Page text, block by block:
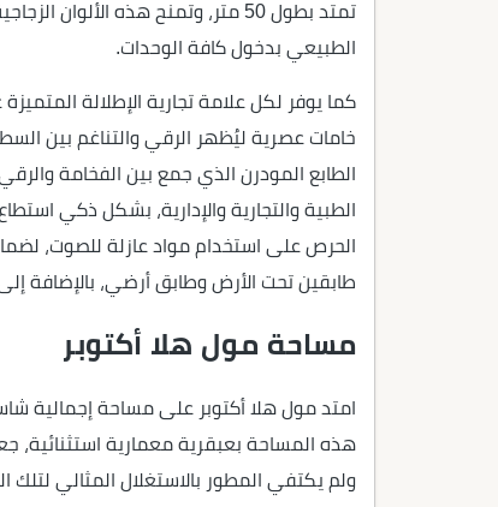
تمتد بطول 50 متر، وتمنح هذه
الطبيعي بدخول كافة الوحدات.
كما يوفر لكل علامة تجارية الإطلالة
خامات عصرية ليُظهر الرقي والتناغم بين
الطابع المودرن الذي جمع بين الفخامة
الطبية والتجارية والإدارية، بشكل ذكي
الحرص على استخدام مواد عازلة للصوت،
طابقين تحت الأرض وطابق أرضي، بالإضافة
مساحة مول هلا أكتوبر
هذه المساحة بعبقرية معمارية استثنائية،